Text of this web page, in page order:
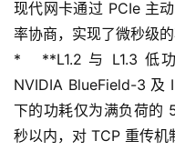
现代网卡通过 PCIe 主
率协商，实现了微秒级的
*   **L1.2 与 L1.3 低
NVIDIA BlueField-3 及
下的功耗仅为满负荷的
秒以内，对 TCP 重传机